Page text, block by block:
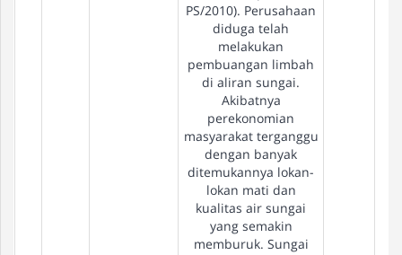
PS/2010). Perusahaan
diduga telah
melakukan
pembuangan limbah
di aliran sungai.
Akibatnya
perekonomian
masyarakat terganggu
dengan banyak
ditemukannya lokan-
lokan mati dan
kualitas air sungai
yang semakin
memburuk. Sungai